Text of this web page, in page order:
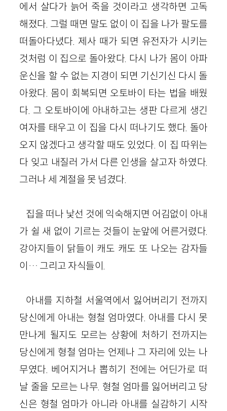
에서 살다가 늙어 죽을 것이라고 생각하면 고독
해졌다. 그럴 때면 말도 없이 이 집을 나가 팔도를
떠돌아다녔다. 제사 때가 되면 유전자가 시키는
것처럼 이 집으로 돌아왔다. 다시 나가 몸이 아파
운신을 할 수 없는 지경이 되면 기신기신 다시 돌
아왔다. 몸이 회복되면 오토바이 타는 법을 배웠
다. 그 오토바이에 아내하고는 생판 다르게 생긴
여자를 태우고 이 집을 다시 떠나기도 했다. 돌아
오지 않겠다고 생각할 때도 있었다. 이 집 따위는
다 잊고 내질러 가서 다른 인생을 살고자 하였다.
그러나 세 계절을 못 넘겼다.
집을 떠나 낯선 것에 익숙해지면 어김없이 아내
가 쉴 새 없이 기르는 것들이 눈앞에 어른거렸다.
강아지들이 닭들이 캐도 캐도 또 나오는 감자들
이… 그리고 자식들이.
아내를 지하철 서울역에서 잃어버리기 전까지
당신에게 아내는 형철 엄마였다. 아내를 다시 못
만나게 될지도 모르는 상황에 처하기 전까지는
당신에게 형철 엄마는 언제나 그 자리에 있는 나
무였다. 베어지거나 뽑히기 전에는 어딘가로 떠
날 줄을 모르는 나무. 형철 엄마를 잃어버리고 당
신은 형철 엄마가 아니라 아내를 실감하기 시작